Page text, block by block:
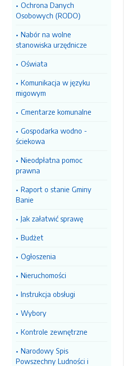
Ochrona Danych
Osobowych (RODO)
Nabór na wolne
stanowiska urzędnicze
Oświata
Komunikacja w języku
migowym
Cmentarze komunalne
Gospodarka wodno -
ściekowa
Nieodpłatna pomoc
prawna
Raport o stanie Gminy
Banie
Jak załatwić sprawę
Budżet
Ogłoszenia
Nieruchomości
Instrukcja obsługi
Wybory
Kontrole zewnętrzne
Narodowy Spis
Powszechny Ludności i